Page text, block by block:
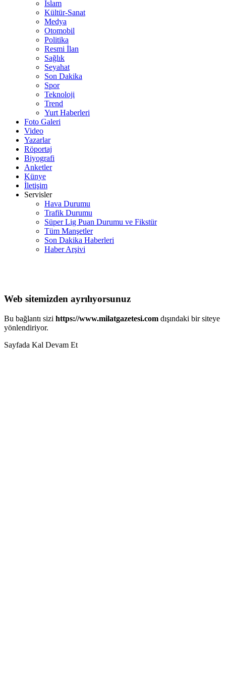
İslam
Kültür-Sanat
Medya
Otomobil
Politika
Resmi İlan
Sağlık
Seyahat
Son Dakika
Spor
Teknoloji
Trend
Yurt Haberleri
Foto Galeri
Video
Yazarlar
Röportaj
Biyografi
Anketler
Künye
İletişim
Servisler
Hava Durumu
Trafik Durumu
Süper Lig Puan Durumu ve Fikstür
Tüm Manşetler
Son Dakika Haberleri
Haber Arşivi
Web sitemizden ayrılıyorsunuz
Bu bağlantı sizi https://www.milatgazetesi.com dışındaki bir siteye
yönlendiriyor.
Sayfada Kal Devam Et